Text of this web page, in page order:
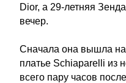
Dior, а 29-летняя
вечер.
Сначала она вышла
платье Schiaparelli из
всего пару часов